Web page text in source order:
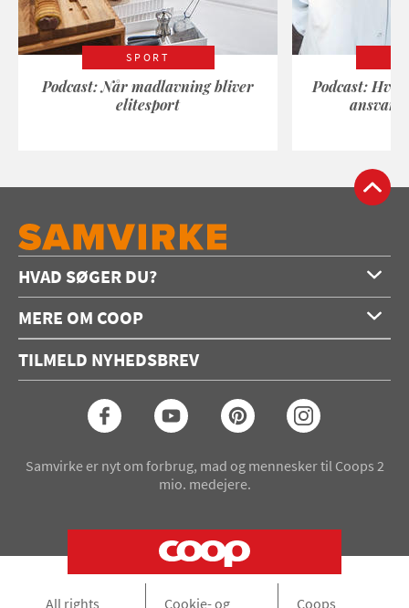
SPORT
Podcast: Når madlavning bliver
elitesport
Podcast:
HVAD SØGER DU?
Forside
Opskrifter
Konkurrencer
MERE OM COOP
Annoncering
Coop medlem
TILMELD NYHEDSBREV
Samvirke er nyt om forbrug, mad og mennesker til Coops 2
mio. medejere.
All rights Cookie- og Coops